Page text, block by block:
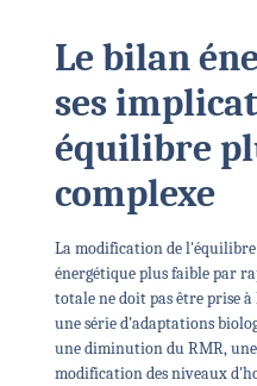
Le bilan
ses
équilibre
complexe
La modification de
énergétique plus faible par
totale ne doit pas être prise
une série d'adaptations
une diminution du RMR,
modification des niveaux